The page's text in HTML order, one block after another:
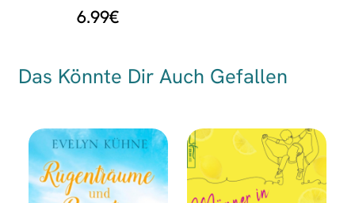
6.99€
Das Könnte Dir Auch Gefallen